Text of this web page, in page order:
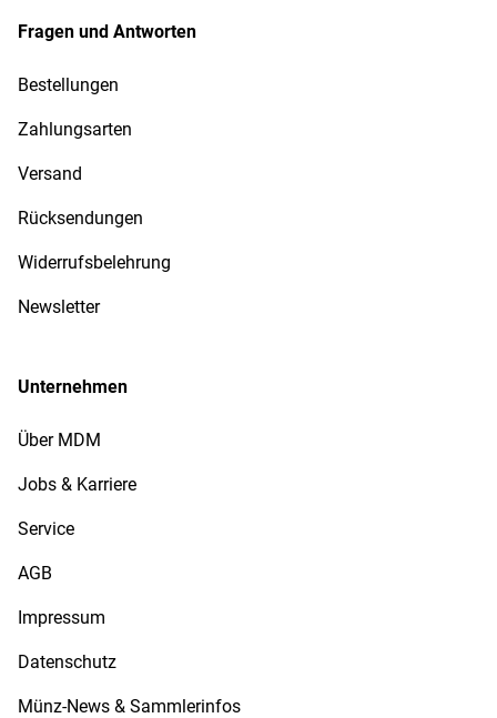
Fragen und Antworten
Bestellungen
Zahlungsarten
Versand
Rücksendungen
Widerrufsbelehrung
Newsletter
Unternehmen
Über MDM
Jobs & Karriere
Service
AGB
Impressum
Datenschutz
Münz-News & Sammlerinfos